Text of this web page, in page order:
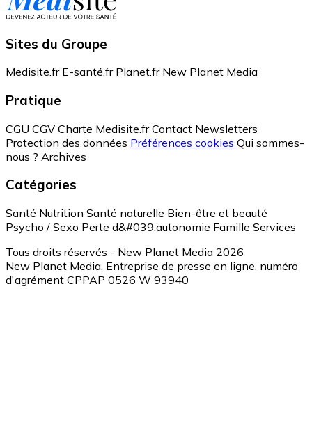
Sites du Groupe
Medisite.fr E-santé.fr Planet.fr New Planet Media
Pratique
CGU CGV Charte Medisite.fr Contact Newsletters
Protection des données Préférences cookies Qui sommes-
nous ? Archives
Catégories
Santé Nutrition Santé naturelle Bien-être et beauté
Psycho / Sexo Perte d&#039;autonomie Famille Services
Tous droits réservés - New Planet Media 2026
New Planet Media, Entreprise de presse en ligne, numéro
d'agrément CPPAP 0526 W 93940